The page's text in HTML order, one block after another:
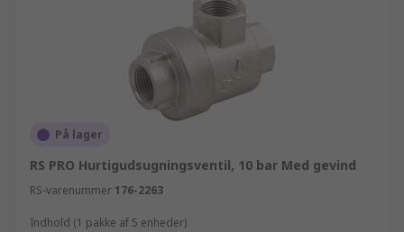
På lager
RS PRO Hurtigudsugningsventil, 10 bar Med gevind
RS-varenummer 176-2263
Indhold (1 pakke af 5 enheder)